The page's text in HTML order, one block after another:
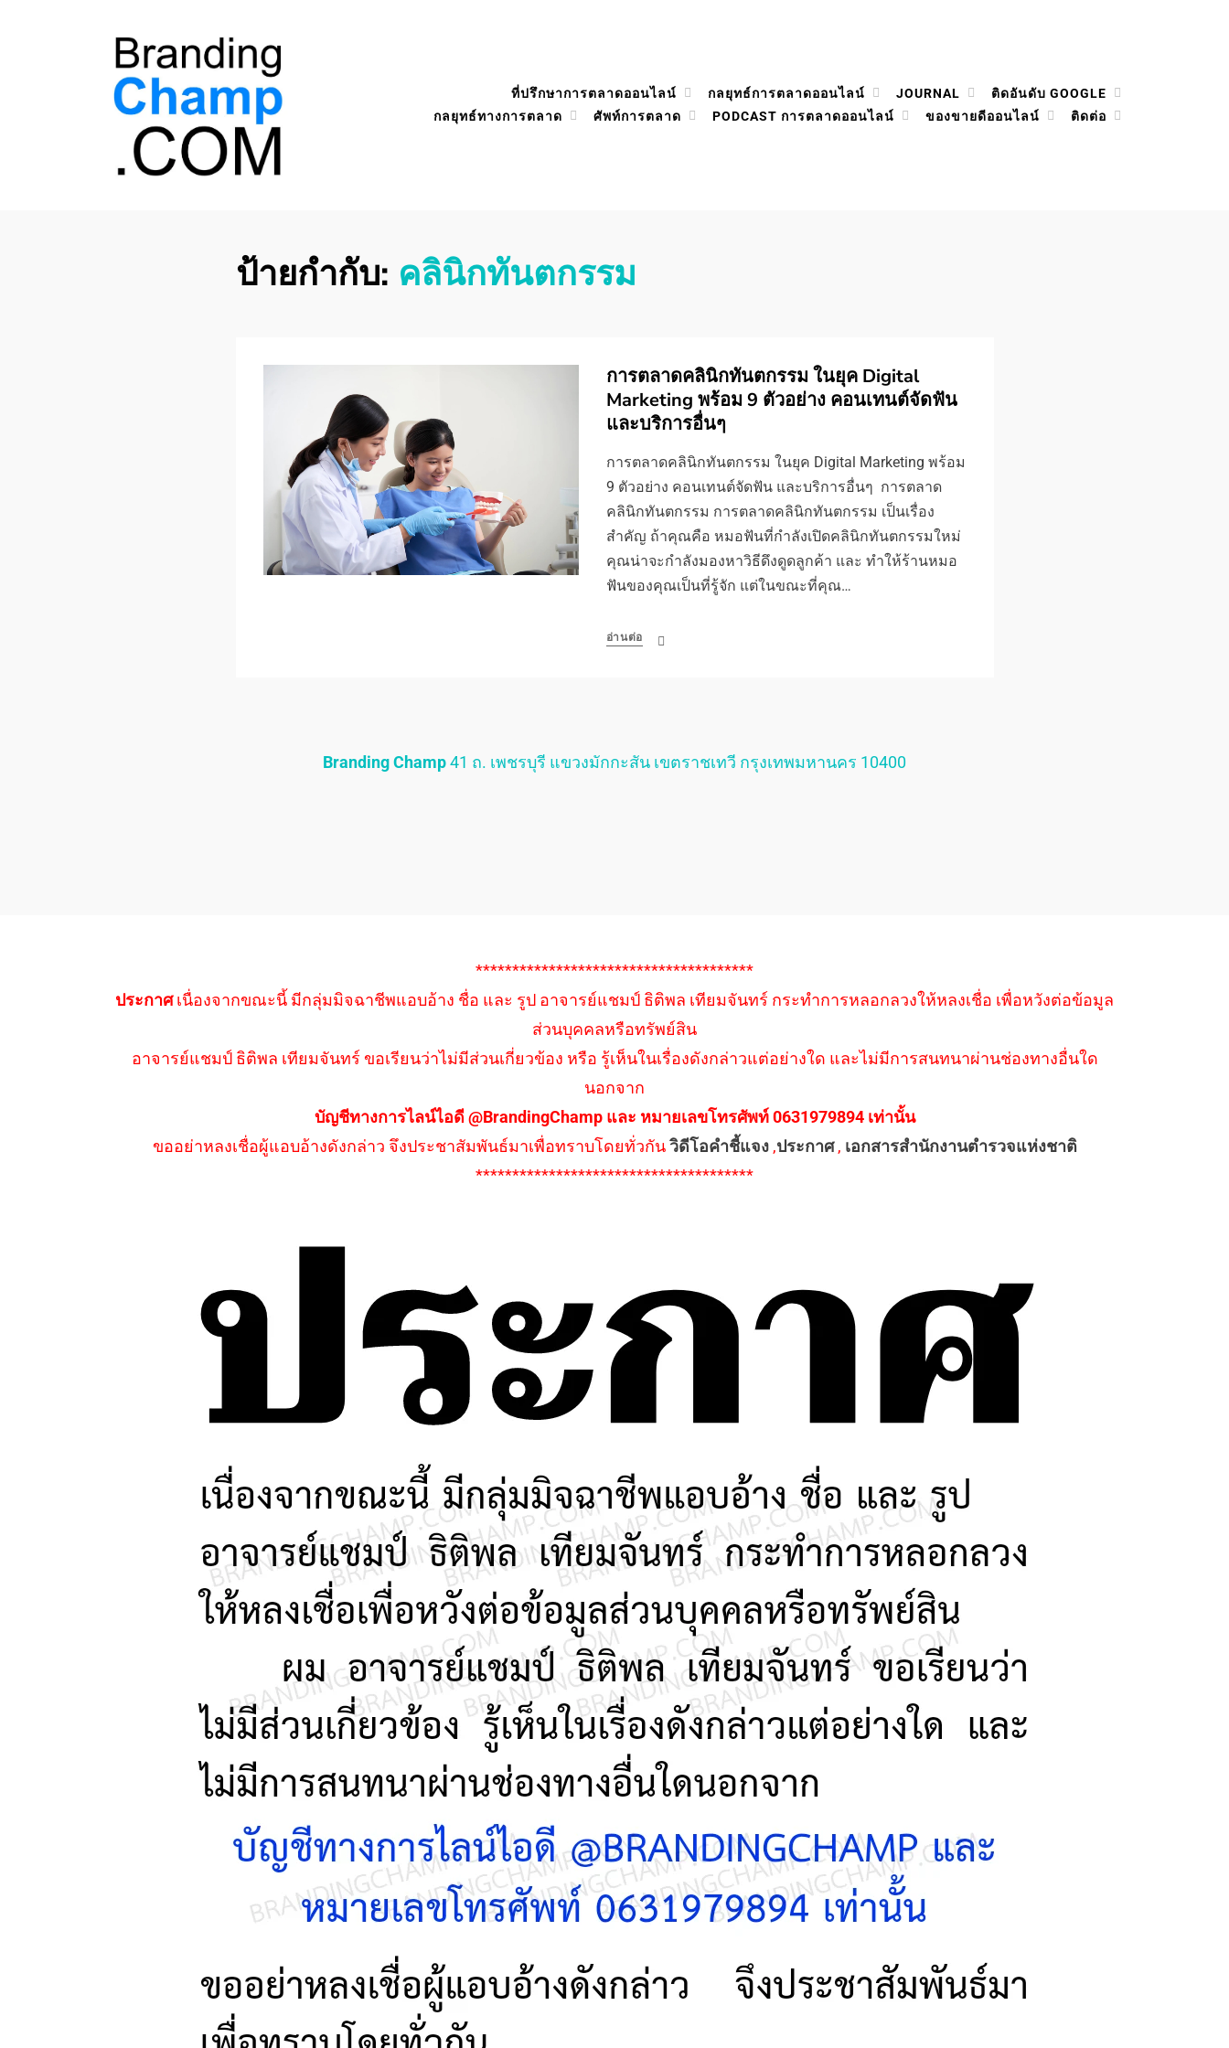
ที่ปรึกษาการตลาดออนไลน์ กลยุทธ์การตลาดออนไลน์ JOURNAL
ติดอันดับ GOOGLE
กลยุทธ์ทางการตลาด
ศัพท์การตลาด PODCAST การตลาดออนไลน์ ของขายดีออนไลน์ ติดต่อ
ป้ายกำกับ: คลินิกทันตกรรม
การตลาดคลินิกทันตกรรม ในยุค Digital
Marketing พร้อม 9 ตัวอย่าง คอนเทนต์จัดฟัน
และบริการอื่นๆ
การตลาดคลินิกทันตกรรม ในยุค Digital Marketing พร้อม
9 ตัวอย่าง คอนเทนต์จัดฟัน และบริการอื่นๆ การตลาด
คลินิกทันตกรรม การตลาดคลินิกทันตกรรม เป็นเรื่อง
สำคัญ ถ้าคุณคือ หมอฟันที่กำลังเปิดคลินิกทันตกรรมใหม่
คุณน่าจะกำลังมองหาวิธีดึงดูดลูกค้า และ ทำให้ร้านหมอ
ฟันของคุณเป็นที่รู้จัก แต่ในขณะที่คุณ…
อ่านต่อ
Branding Champ41 ถ. เพชรบุรี แขวงมักกะสัน เขตราชเทวี กรุงเทพมหานคร 10400
**************************************
ประกาศเนื่องจากขณะนี้ มีกลุ่มมิจฉาชีพแอบอ้าง ชื่อ และ รูป อาจารย์แชมป์ ธิติพล เทียมจันทร์ กระทำการหลอกลวงให้หลงเชื่อ เพื่อหวังต่อข้อมูล
ส่วนบุคคลหรือทรัพย์สิน
อาจารย์แชมป์ ธิติพล เทียมจันทร์ ขอเรียนว่าไม่มีส่วนเกี่ยวข้อง หรือ รู้เห็นในเรื่องดังกล่าวแต่อย่างใด และไม่มีการสนทนาผ่านช่องทางอื่นใด
นอกจาก
บัญชีทางการไลน์ไอดี @BrandingChamp และ หมายเลขโทรศัพท์ 0631979894 เท่านั้น
ขออย่าหลงเชื่อผู้แอบอ้างดังกล่าว จึงประชาสัมพันธ์มาเพื่อทราบโดยทั่วกันวิดีโอคำชี้แจง,ประกาศ, เอกสารสำนักงานตำรวจแห่งชาติ
**************************************